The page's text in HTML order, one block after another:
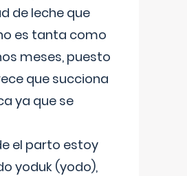
de leche que
es tanta como
meses, puesto
que succiona
ya que se
el parto estoy
yoduk (yodo),